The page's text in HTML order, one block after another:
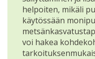
helpoiten, mikäli
käytössään
voi hakea